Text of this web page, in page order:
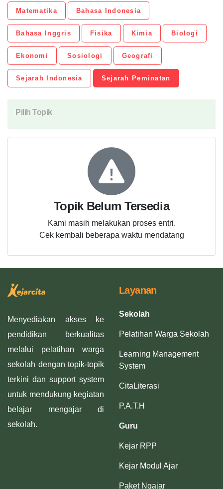
Matematika Bahasa Indonesia
Bahasa Inggris Fisika Kimia Biologi
Ekonomi Sosiologi Geografi
Sejarah Indonesia Sejarah Peminatan
Pilih Topik
Topik Belum Tersedia
Kami masih melakukan proses entri.
Cek kembali beberapa waktu mendatang
Menyediakan akses ke
pendidikan berkualitas
melalui pelatihan warga
sekolah dengan topik-topik
terkini dan support system
untuk mendukung kegiatan
belajar mengajar di
sekolah.
Layanan
Sekolah
Pelatihan Warga Sekolah
Learning Management
System
CitaLiterasi
P.A.T.H
Guru
Kejar RPP
Kejar Modul Ajar
Paket Ngajar